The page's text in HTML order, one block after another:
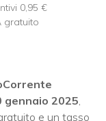
0,95 €
gratuito
gennaio 2025
e un tasso